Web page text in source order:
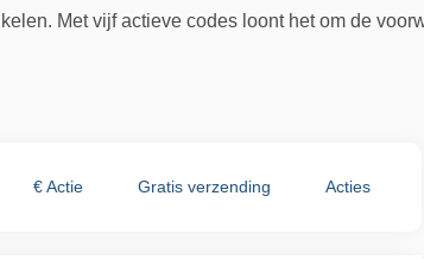
Met vijf actieve codes loont het om de
€ Actie Gratis verzending Acties